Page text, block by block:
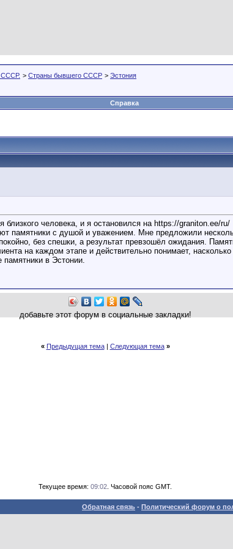
СССР. > Страны бывшего СССР > Эстония
Справка
человека, и я остановился на https://graniton.ee/ru/
памятники с душой и уважением. Мне предложили
без спешки, а результат превзошёл ожидания.
на каждом этапе и действительно понимает,
в Эстонии.
добавьте этот форум в социальные закладки!
« Предыдущая тема| Следующая тема »
Текущее время: 09:02 . Часовой пояс GMT.
Обратная связь - Политический форум о